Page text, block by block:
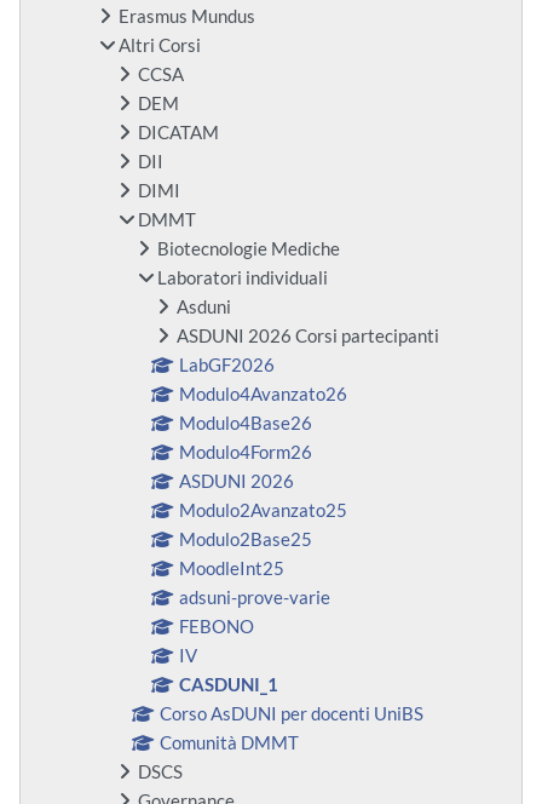
Erasmus Mundus
Altri Corsi
CCSA
DEM
DICATAM
DII
DIMI
DMMT
Biotecnologie Mediche
Laboratori individuali
Asduni
ASDUNI 2026 Corsi partecipanti
LabGF2026
Modulo4Avanzato26
Modulo4Base26
Modulo4Form26
ASDUNI 2026
Modulo2Avanzato25
Modulo2Base25
MoodleInt25
adsuni-prove-varie
FEBONO
IV
CASDUNI_1
Corso AsDUNI per docenti UniBS
Comunità DMMT
DSCS